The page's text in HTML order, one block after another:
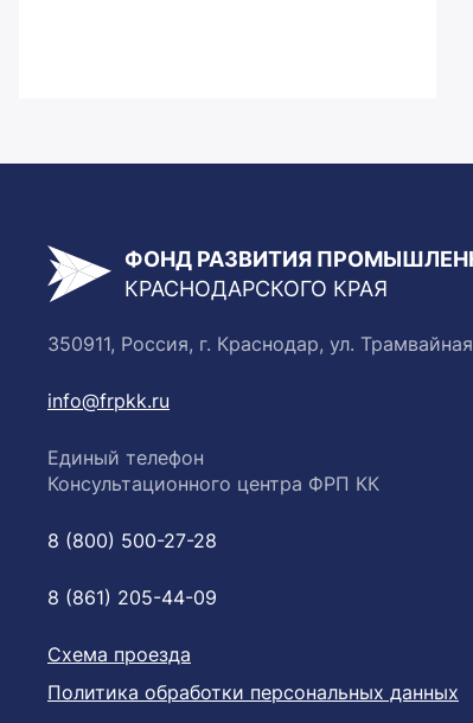
ФОНД РАЗВИТИЯ
КРАСНОДАРСКОГО КРАЯ
350911, Россия, г. Краснодар, ул.
info@frpkk.ru
Единый телефон
Консультационного центра ФРП КК
8 (800) 500-27-28
8 (861) 205-44-09
Схема проезда
Политика обработки персональных данных